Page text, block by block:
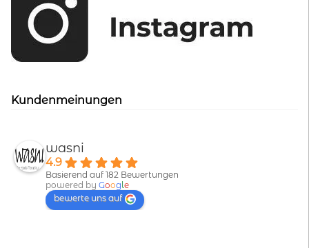
Kundenmeinungen
wasni
4.9
Basierend auf 182 Bewertungen
powered by Goog le
bewerte uns auf